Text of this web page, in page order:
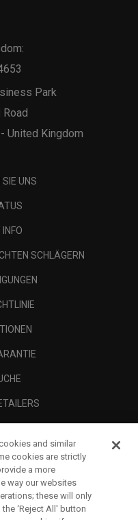
Park
Road
United Kingdom
SIE UNS
SCHLÄGERN
and similar
cookies are strictly
a more
way our websites
these will only
‘Reject All' button